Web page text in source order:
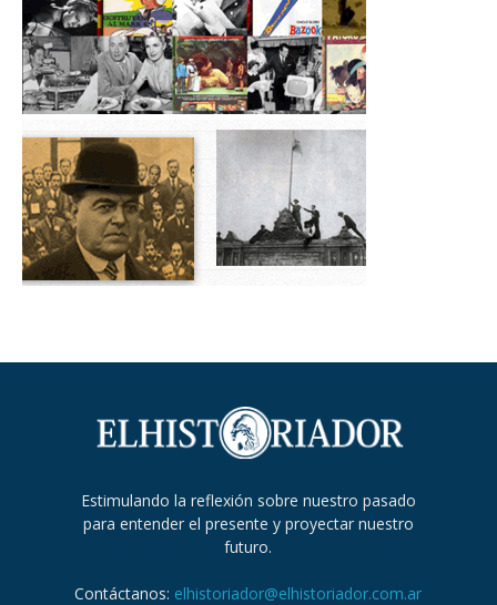
Estimulando la reflexión sobre nuestro pasado
para entender el presente y proyectar nuestro
futuro.
Contáctanos: elhistoriador@elhistoriador.com.ar